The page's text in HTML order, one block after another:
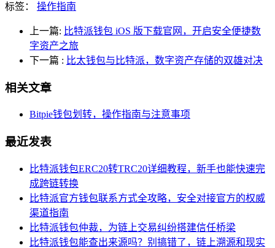
标签： 操作指南
上一篇: 比特派钱包 iOS 版下载官网，开启安全便捷数
字资产之旅
下一篇 : 比太钱包与比特派，数字资产存储的双雄对决
相关文章
Bitpie钱包划转，操作指南与注意事项
最近发表
比特派钱包ERC20转TRC20详细教程，新手也能快速完
成跨链转换
比特派官方钱包联系方式全攻略，安全对接官方的权威
渠道指南
比特派钱包仲裁，为链上交易纠纷搭建信任桥梁
比特派钱包能查出来源吗？别搞错了，链上溯源和现实